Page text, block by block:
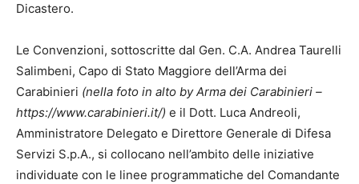
Dicastero.
Le Convenzioni, sottoscritte dal Gen. C.A. Andrea Taurelli
Salimbeni, Capo di Stato Maggiore dell’Arma dei
Carabinieri (nella foto in alto by Arma dei Carabinieri –
https://www.carabinieri.it/) e il Dott. Luca Andreoli,
Amministratore Delegato e Direttore Generale di Difesa
Servizi S.p.A., si collocano nell’ambito delle iniziative
individuate con le linee programmatiche del Comandante